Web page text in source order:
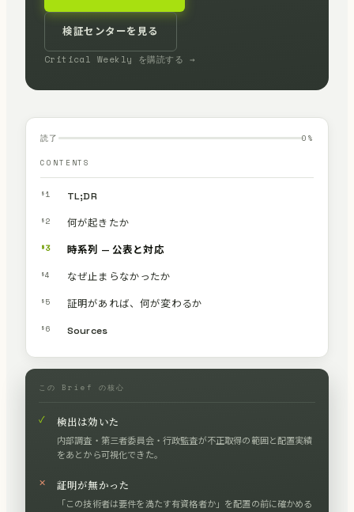
検証センターを見る
Critical Weekly を購読する →
読了 0 %
CONTENTS
§1 TL;DR
§2 何が起きたか
§3 時系列 — 公表と対応
§4 なぜ止まらなかったか
§5 証明があれば、何が変わるか
§6 Sources
この Brief の核心
✓ 検出は効いた
内部調査・第三者委員会・行政監査が不正取得の範囲と配置実績
をあとから可視化できた。
✕ 証明が無かった
「この技術者は要件を満たす有資格者か」を配置の前に確かめる